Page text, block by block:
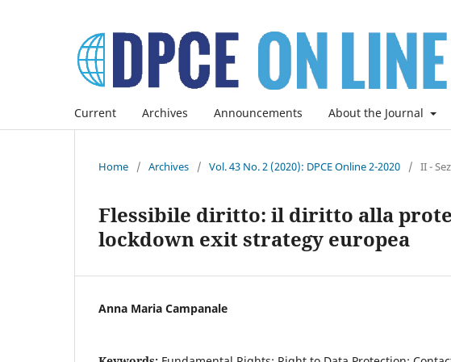
Current Archives Announcements About the Journal
Home / Archives / Vol. 43 No. 2 (2020): DPCE Online 2-2020 / II -
Flessibile diritto: il diritto alla
lockdown exit strategy europea
Anna Maria Campanale